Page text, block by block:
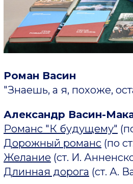
Роман Васин
"Знаешь, а я, похоже,
Александр Васин-
Романс "К будущему"
Дорожный романс (по
Желание (ст. И.
Длинная дорога (ст. А.